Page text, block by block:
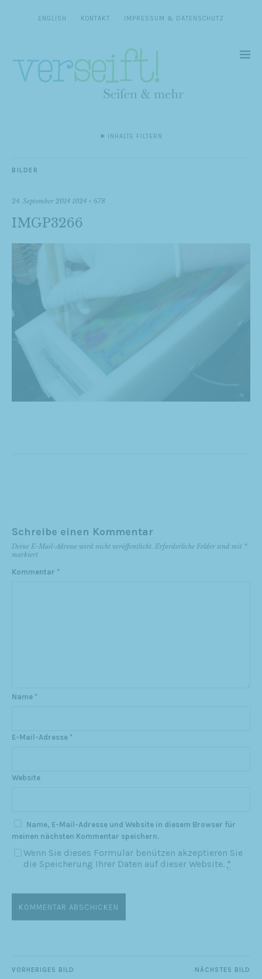
ENGLISH KONTAKT IMPRESSUM & DATENSCHUTZ
INHALTE FILTERN
BILDER
24. September 2014 1024 × 678
IMGP3266
Schreibe einen Kommentar
Deine E-Mail-Adresse wird nicht veröffentlicht. Erforderliche Felder sind mit *
markiert
Kommentar *
Name *
E-Mail-Adresse *
Website
Name, E-Mail-Adresse und Website in diesem Browser für
meinen nächsten Kommentar speichern.
Wenn Sie dieses Formular benützen akzeptieren Sie
die Speicherung Ihrer Daten auf dieser Website. *
NÄCHSTES BILD
VORHERIGES BILD